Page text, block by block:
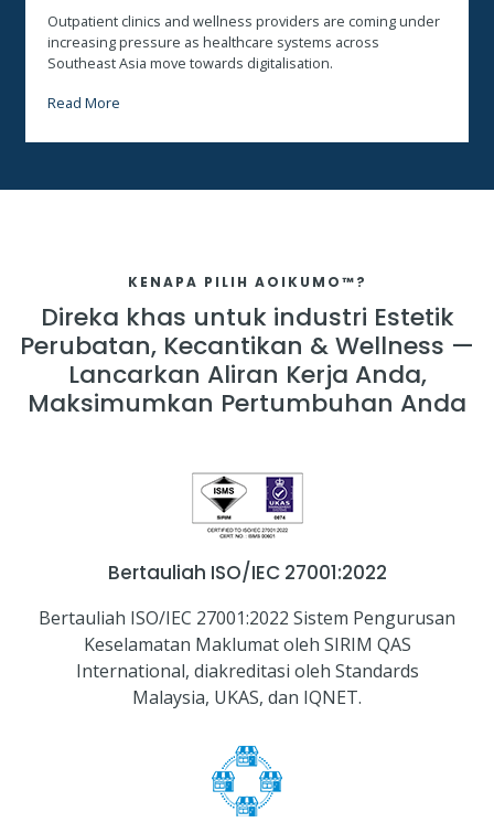
Outpatient clinics and wellness providers are coming under
increasing pressure as healthcare systems across
Southeast Asia move towards digitalisation.
Read More
KENAPA PILIH AOIKUMO™?
Direka khas untuk industri Estetik
Perubatan, Kecantikan & Wellness —
Lancarkan Aliran Kerja Anda,
Maksimumkan Pertumbuhan Anda
Bertauliah ISO/IEC 27001:2022
Bertauliah ISO/IEC 27001:2022 Sistem Pengurusan
Keselamatan Maklumat oleh SIRIM QAS
International, diakreditasi oleh Standards
Malaysia, UKAS, dan IQNET.